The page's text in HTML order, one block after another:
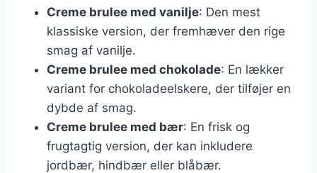
Creme brulee med vanilje: Den mest
klassiske version, der fremhæver den rige
smag af vanilje.
Creme brulee med chokolade: En lækker
variant for chokoladeelskere, der tilføjer en
dybde af smag.
Creme brulee med bær: En frisk og
frugtagtig version, der kan inkludere
jordbær, hindbær eller blåbær.